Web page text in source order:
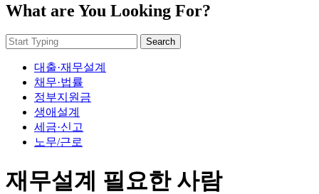
What are You Looking For?
Search
대출·재무설계
채무·법률
정부지원금
생애설계
세금·신고
노무/근로
재무설계 필요한 사람